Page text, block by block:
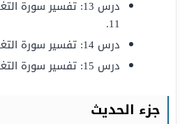
11.
درس 14: تفسير سورة التغابن إلى الآية 15.
درس 15: تفسير سورة التغابن إلى الآية 18.
جزء الحديث